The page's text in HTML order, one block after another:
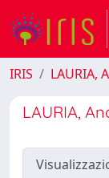
IRIS LAURIA,
LAURIA,